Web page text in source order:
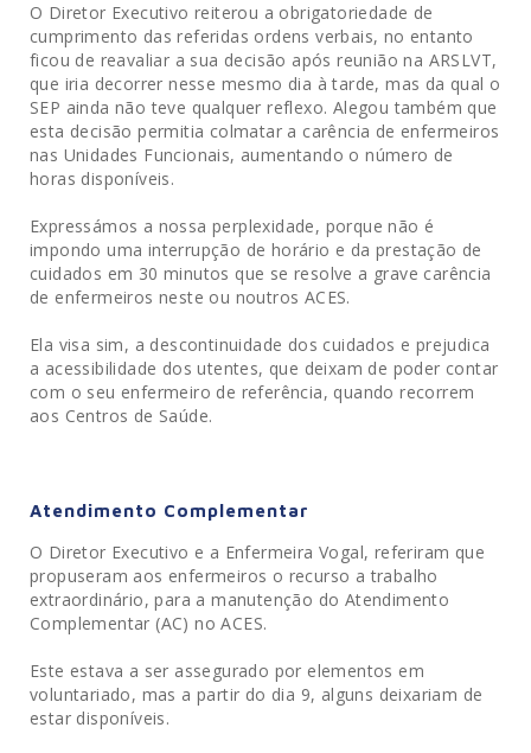
O Diretor Executivo reiterou a obrigatoriedade de
cumprimento das referidas ordens verbais, no entanto
ficou de reavaliar a sua decisão após reunião na ARSLVT,
que iria decorrer nesse mesmo dia à tarde, mas da qual o
SEP ainda não teve qualquer reflexo. Alegou também que
esta decisão permitia colmatar a carência de enfermeiros
nas Unidades Funcionais, aumentando o número de
horas disponíveis.
Expressámos a nossa perplexidade, porque não é
impondo uma interrupção de horário e da prestação de
cuidados em 30 minutos que se resolve a grave carência
de enfermeiros neste ou noutros ACES.
Ela visa sim, a descontinuidade dos cuidados e prejudica
a acessibilidade dos utentes, que deixam de poder contar
com o seu enfermeiro de referência, quando recorrem
aos Centros de Saúde.
Atendimento Complementar
O Diretor Executivo e a Enfermeira Vogal, referiram que
propuseram aos enfermeiros o recurso a trabalho
extraordinário, para a manutenção do Atendimento
Complementar (AC) no ACES.
Este estava a ser assegurado por elementos em
voluntariado, mas a partir do dia 9, alguns deixariam de
estar disponíveis.